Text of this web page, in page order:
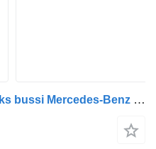
Mootor OM902.926 tüübi jaoks bussi Mercedes-Benz II (1996-)